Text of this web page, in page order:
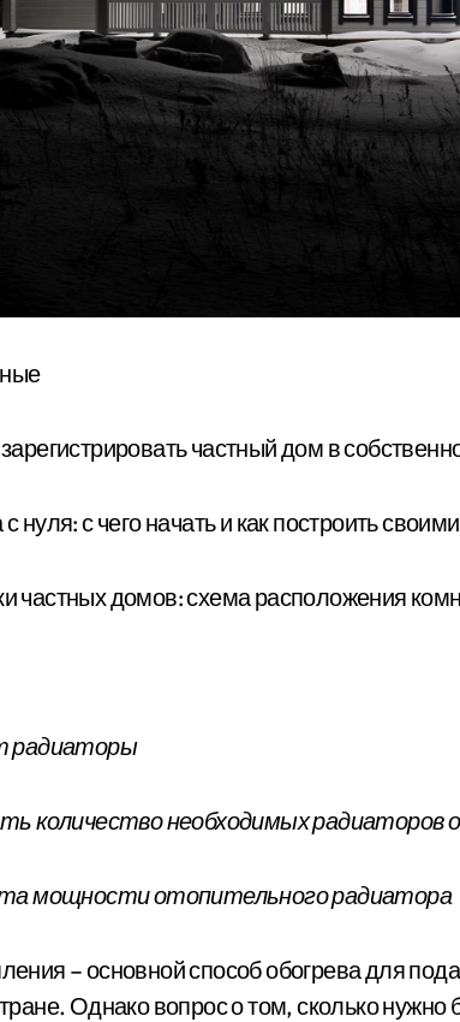
частный дом в
нуля: с чего начать и как построить
частных домов: схема расположения
радиаторы
количество необходимых радиаторов
мощности отопительного радиатора
– основной способ обогрева для
Однако вопрос о том, сколько нужно